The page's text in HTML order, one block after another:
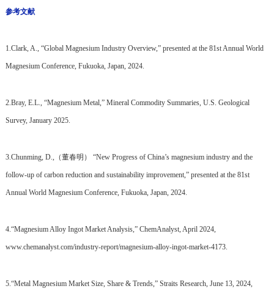
参考文献
1.Clark, A., “Global Magnesium Industry Overview,” presented at the 81st Annual World
Magnesium Conference, Fukuoka, Japan, 2024.
2.Bray, E.L., “Magnesium Metal,” Mineral Commodity Summaries, U.S. Geological
Survey, January 2025.
3.Chunming, D.,（董春明） “New Progress of China’s magnesium industry and the
follow-up of carbon reduction and sustainability improvement,” presented at the 81st
Annual World Magnesium Conference, Fukuoka, Japan, 2024.
4.“Magnesium Alloy Ingot Market Analysis,” ChemAnalyst, April 2024,
www.chemanalyst.com/industry-report/magnesium-alloy-ingot-market-4173.
5.“Metal Magnesium Market Size, Share & Trends,” Straits Research, June 13, 2024,